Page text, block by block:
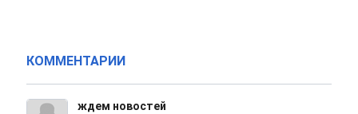
КОММЕНТАРИИ
ждем новостей